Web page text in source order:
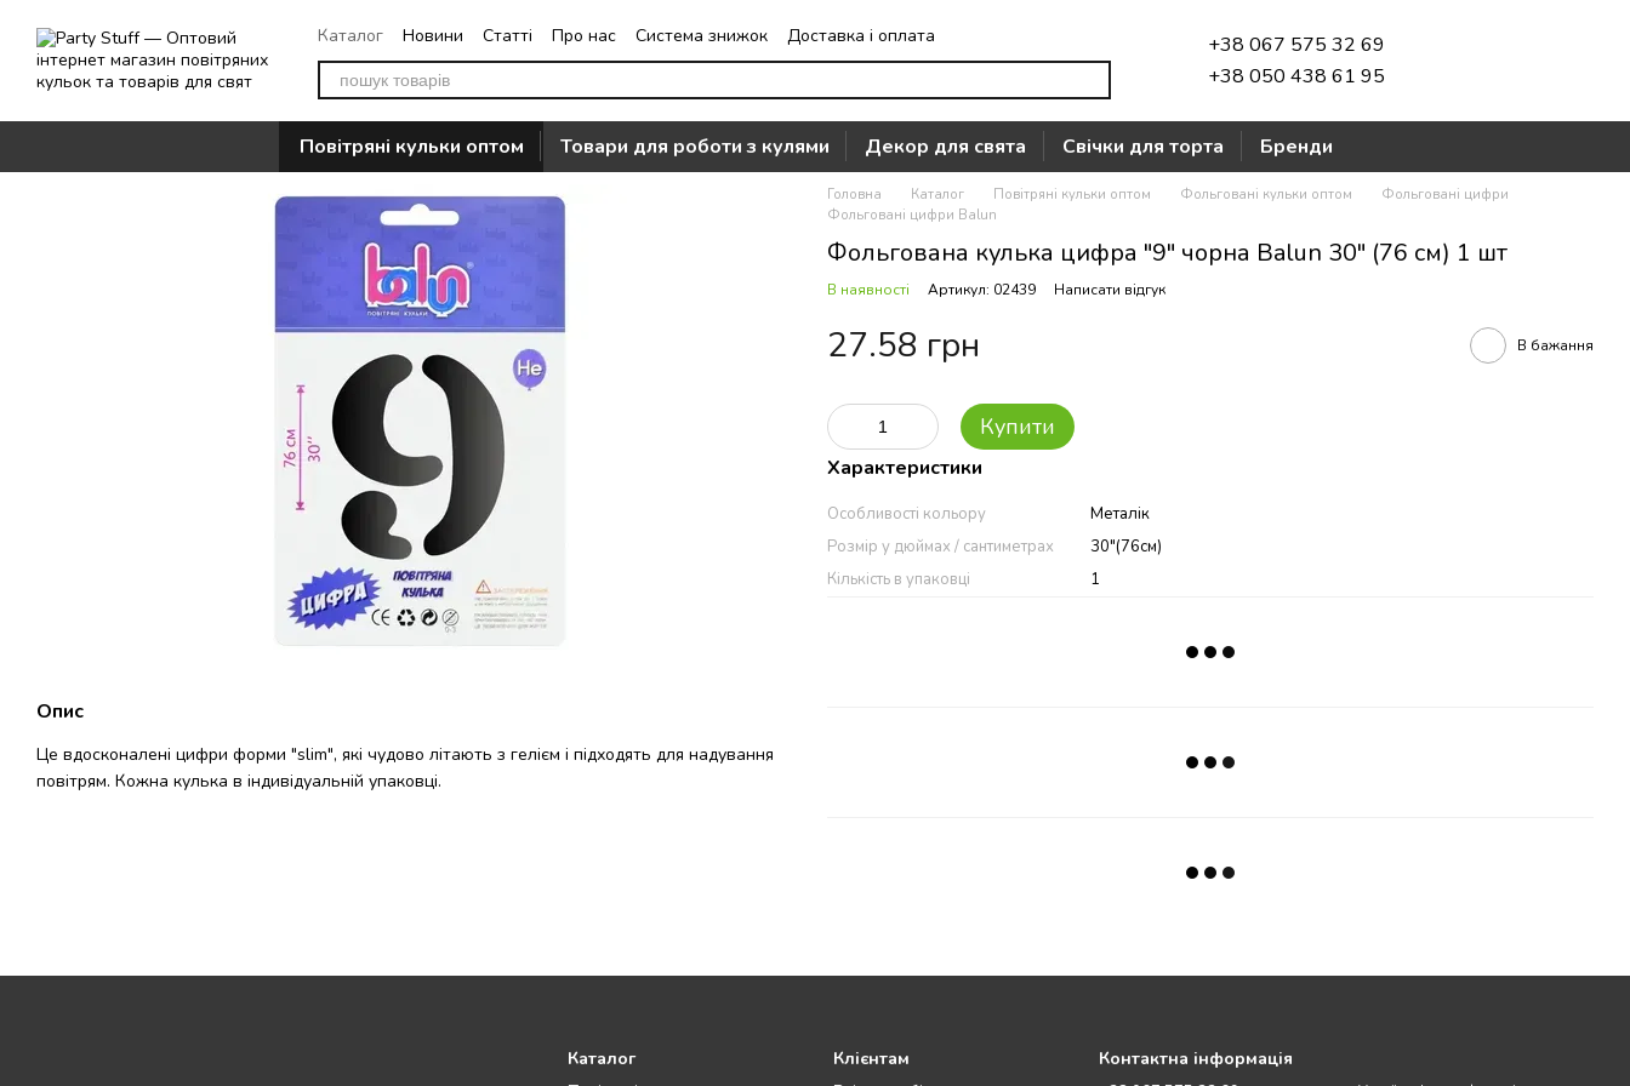
Каталог Новини Статті Про нас Система знижок
Доставка і оплата
Повернення
Контакти Часто задавані питання Відгуки про магазин
+38 067 575 32 69
+38 050 438 61 95
Повітряні кульки оптом Товари для роботи з кулями Декор для свята Свічки для торта Бренди
Опис
Це вдосконалені цифри форми "slim", які чудово літають з гелієм і підходять для надування
повітрям. Кожна кулька в індивідуальній упаковці.
Головна Каталог Повітряні кульки оптом Фольговані кульки оптом
Фольговані цифри
Фольговані цифри Balun
Фольгована кулька цифра "9" чорна Balun 30" (76 см) 1 шт
В наявності Артикул: 02439 Написати відгук
27.58 грн В бажання
Купити
Характеристики
Особливості кольору
Металік
Розмір у дюймах / сантиметрах
30"(76см)
Кількість в упаковці
1
Каталог Клієнтам Контактна інформація